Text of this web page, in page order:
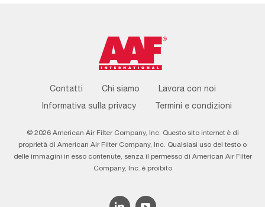
Footer
Contatti Chi siamo
Lavora con noi
Informativa sulla privacy
Termini e condizioni
© 2026 American Air Filter Company, Inc. Questo sito internet è di
proprietà di American Air Filter Company, Inc. Qualsiasi uso del testo o
delle immagini in esso contenute, senza il permesso di American Air Filter
Company, Inc. è proibito